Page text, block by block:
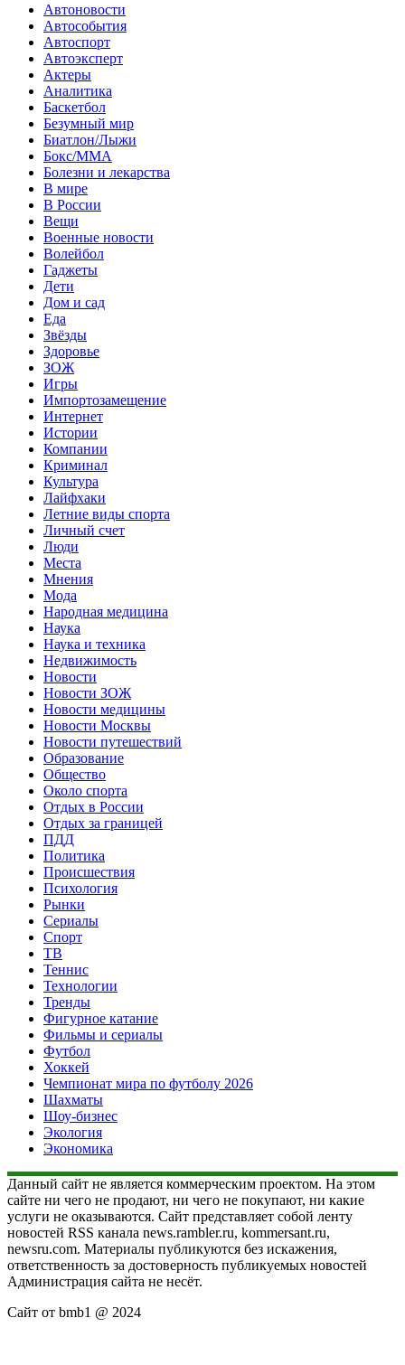
Автоновости
Автособытия
Автоспорт
Автоэксперт
Актеры
Аналитика
Баскетбол
Безумный мир
Биатлон/Лыжи
Бокс/MMA
Болезни и лекарства
В мире
В России
Вещи
Военные новости
Волейбол
Гаджеты
Дети
Дом и сад
Еда
Звёзды
Здоровье
ЗОЖ
Игры
Импортозамещение
Интернет
Истории
Компании
Криминал
Культура
Лайфхаки
Летние виды спорта
Личный счет
Люди
Места
Мнения
Мода
Народная медицина
Наука
Наука и техника
Недвижимость
Новости
Новости ЗОЖ
Новости медицины
Новости Москвы
Новости путешествий
Образование
Общество
Около спорта
Отдых в России
Отдых за границей
ПДД
Политика
Происшествия
Психология
Рынки
Сериалы
Спорт
ТВ
Теннис
Технологии
Тренды
Фигурное катание
Фильмы и сериалы
Футбол
Хоккей
Чемпионат мира по футболу 2026
Шахматы
Шоу-бизнес
Экология
Экономика
Данный сайт не является коммерческим проектом. На этом
сайте ни чего не продают, ни чего не покупают, ни какие
услуги не оказываются. Сайт представляет собой ленту
новостей RSS канала news.rambler.ru, kommersant.ru,
newsru.com. Материалы публикуются без искажения,
ответственность за достоверность публикуемых новостей
Администрация сайта не несёт.
Сайт от bmb1 @ 2024